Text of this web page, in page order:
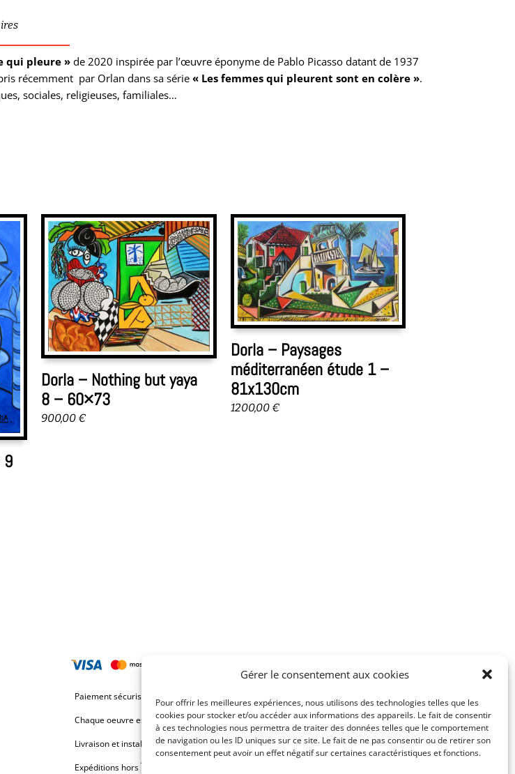
Gérer le consentement aux cookies
Pour offrir les meilleures expériences, nous utilisons des technologies telles que les
cookies pour stocker et/ou accéder aux informations des appareils. Le fait de consentir
à ces technologies nous permettra de traiter des données telles que le comportement
de navigation ou les ID uniques sur ce site. Le fait de ne pas consentir ou de retirer son
consentement peut avoir un effet négatif sur certaines caractéristiques et fonctions.
qui pleure » de 2020 inspirée par l’œuvre éponyme de Pablo Picasso datant de 1937
récemment par Orlan dans sa série « Les femmes qui pleurent sont en colère ».
sociales, religieuses, familiales…
9
Dorla – Nothing but yaya
8 – 60×73
900,00 €
Dorla – Paysages
méditerranéen étude 1 –
81x130cm
1200,00 €
Paiement sécurisé via Stripe ou Paypal.
Chaque oeuvre est unique et signée, fournie avec une facture et un certificat d’authenticité.
Livraison et installation OFFERTES sur La Réunion à partir de 500€ d’achat.
Expéditions hors Île de la Réunion, merci de nous contacter au préalable par